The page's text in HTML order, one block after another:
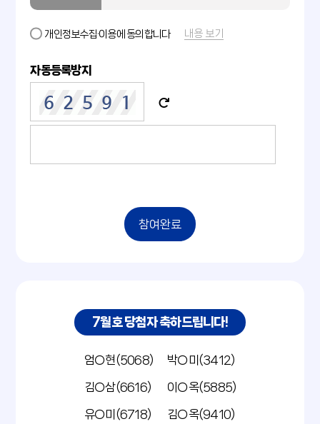
개인정보수집·이용에 동의합니다 내용 보기
자동등록방지
참여완료
7월호 당첨자 축하드립니다!
엄○현(5068) 박○미(3412)
김○삼(6616) 이○옥(5885)
유○미(6718) 김○옥(9410)